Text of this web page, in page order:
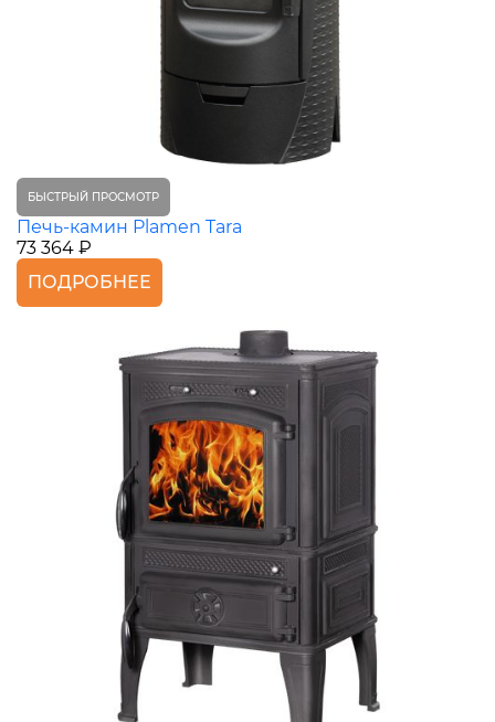
БЫСТРЫЙ ПРОСМОТР
Печь-камин Plamen Tara
73 364 ₽
ПОДРОБНЕЕ